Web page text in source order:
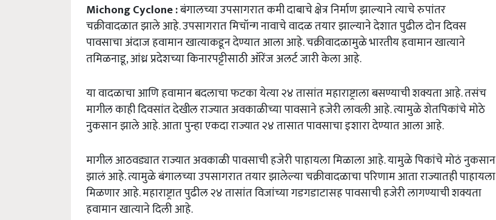
Michong Cyclone :बंगालच्या उपसागरात कमी दाबाचे क्षेत्र निर्माण झाल्याने त्याचे रुपांतर
चक्रीवादळात झाले आहे. उपसागरात मिचॉन्ग नावाचे वादळ तयार झाल्याने देशात पुढील दोन दिवस
पावसाचा अंदाज हवामान खात्याकडून देण्यात आला आहे. चक्रीवादळामुळे भारतीय हवामान खात्याने
तमिळनाडू, आंध्र प्रदेशच्या किनारपट्टीसाठी ऑरेंज अलर्ट जारी केला आहे.
या वादळाचा आणि हवामान बदलाचा फटका येत्या २४ तासांत महाराष्ट्राला बसण्याची शक्यता आहे. तसंच
मागील काही दिवसांत देखील राज्यात अवकाळीच्या पावसाने हजेरी लावली आहे. त्यामुळे शेतपिकांचे मोठे
नुकसान झाले आहे. आता पुन्हा एकदा राज्यात २४ तासात पावसाचा इशारा देण्यात आला आहे.
मागील आठवड्यात राज्यात अवकाळी पावसाची हजेरी पाहायला मिळाला आहे. यामुळे पिकांचे मोठं नुकसान
झालं आहे. त्यामुळे बंगालच्या उपसागरात तयार झालेल्या चक्रीवादळाचा परिणाम आता राज्यातही पाहायला
मिळणार आहे. महाराष्ट्रात पुढील २४ तासांत विजांच्या गडगडाटासह पावसाची हजेरी लागण्याची शक्यता
हवामान खात्याने दिली आहे.